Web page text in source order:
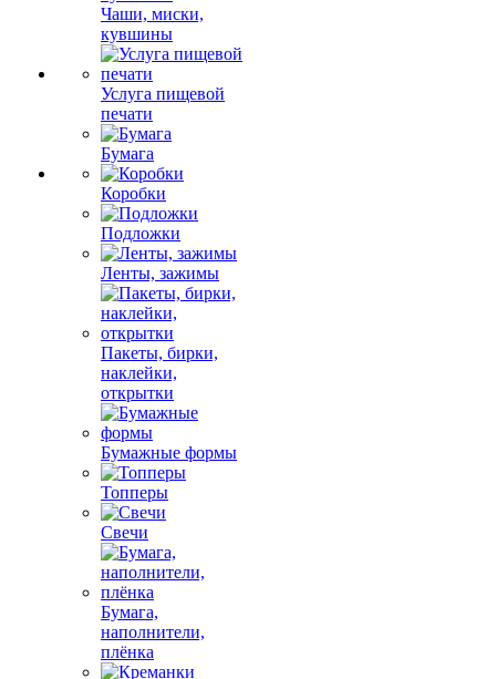
Чаши, миски,
кувшины
Услуга пищевой
печати
Бумага
Коробки
Подложки
Ленты, зажимы
Пакеты, бирки,
наклейки,
открытки
Бумажные формы
Топперы
Свечи
Бумага,
наполнители,
плёнка